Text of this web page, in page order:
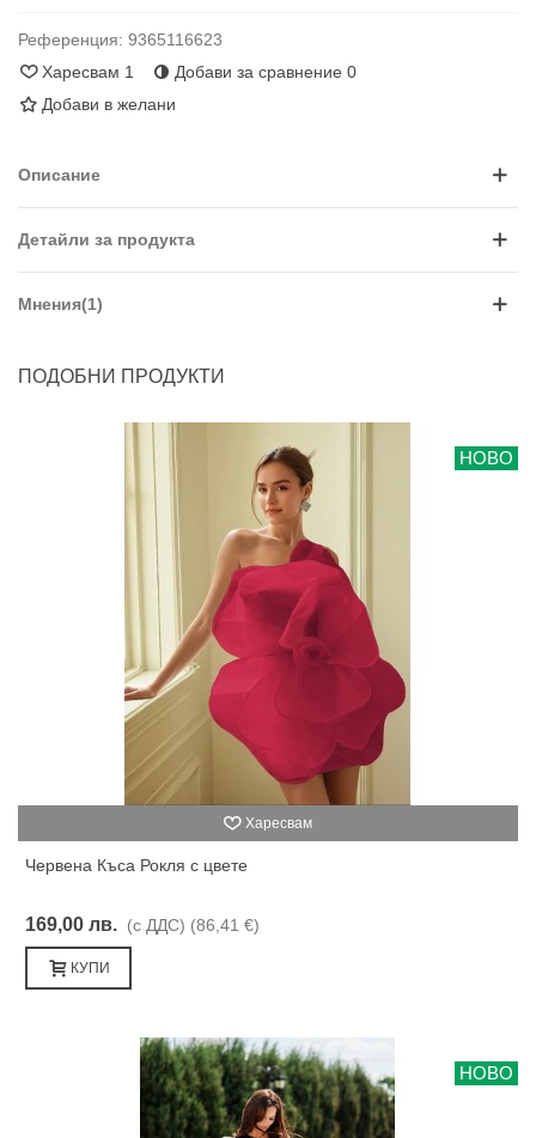
Референция: 9365116623
Харесвам 1 Добави за сравнение 0
Добави в желани
Описание
Детайли за продукта
Мнения(1)
ПОДОБНИ ПРОДУКТИ
НОВО
Харесвам
Червена Къса Рокля с цвете
169,00 лв. (с ДДС) (86,41 €)
КУПИ
НОВО